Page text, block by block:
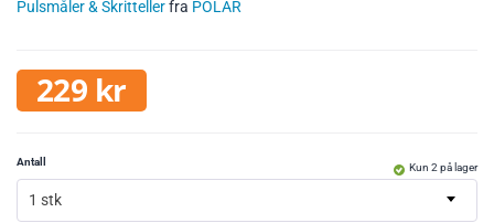
Pulsmåler & Skrittellerfra POLAR
229 kr
Kun 2 på lager
Antall
1 stk